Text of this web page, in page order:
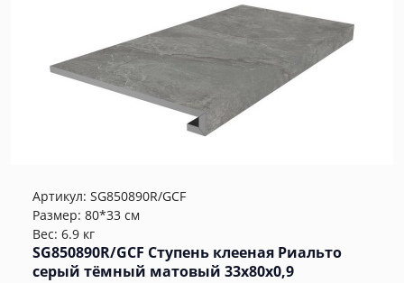
Артикул: SG850890R/GCF
Размер: 80*33 см
Вес: 6.9 кг
SG850890R/GCF Ступень клееная Риальто
серый тёмный матовый 33x80x0,9